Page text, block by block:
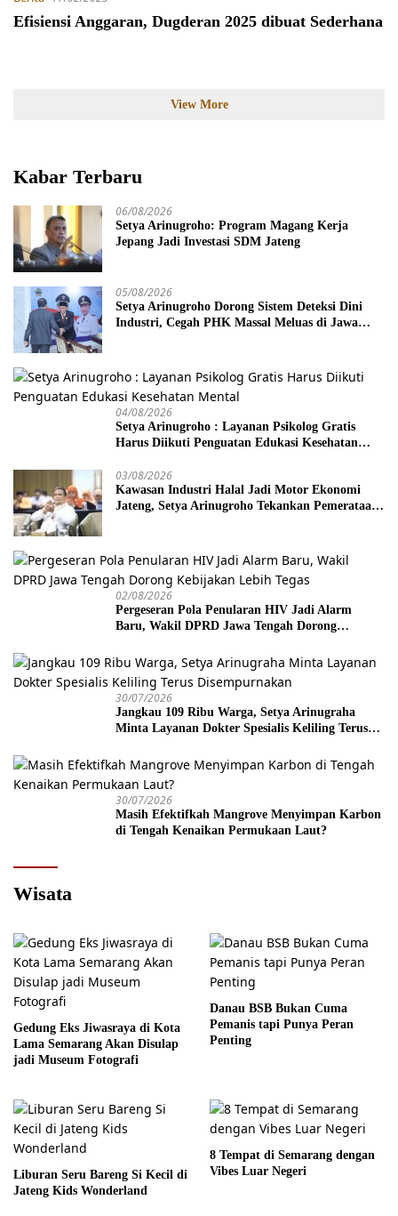
Efisiensi Anggaran, Dugderan 2025 dibuat Sederhana
View More
Kabar Terbaru
06/08/2026
Setya Arinugroho: Program Magang Kerja
Jepang Jadi Investasi SDM Jateng
05/08/2026
Setya Arinugroho Dorong Sistem Deteksi Dini
Industri, Cegah PHK Massal Meluas di Jawa
04/08/2026
Setya Arinugroho : Layanan Psikolog Gratis
Harus Diikuti Penguatan Edukasi Kesehatan
03/08/2026
Kawasan Industri Halal Jadi Motor Ekonomi
Jateng, Setya Arinugroho Tekankan Pemerataan
02/08/2026
Pergeseran Pola Penularan HIV Jadi Alarm
Baru, Wakil DPRD Jawa Tengah Dorong
30/07/2026
Jangkau 109 Ribu Warga, Setya Arinugraha
Minta Layanan Dokter Spesialis Keliling Terus
30/07/2026
Masih Efektifkah Mangrove Menyimpan Karbon
di Tengah Kenaikan Permukaan Laut?
Wisata
Gedung Eks Jiwasraya di Kota
Lama Semarang Akan Disulap
jadi Museum Fotografi
Danau BSB Bukan Cuma
Pemanis tapi Punya Peran
Penting
Liburan Seru Bareng Si Kecil di
Jateng Kids Wonderland
8 Tempat di Semarang dengan
Vibes Luar Negeri